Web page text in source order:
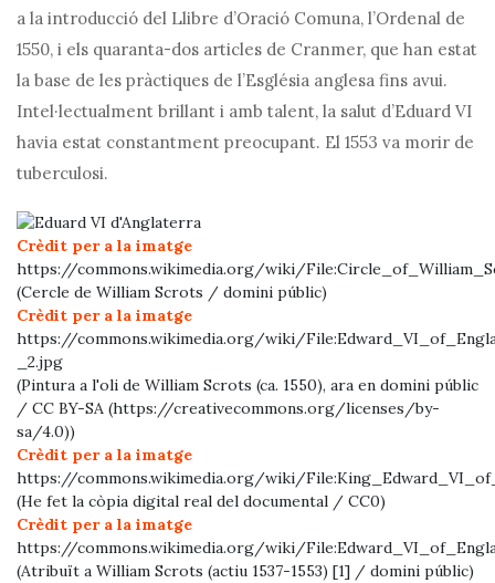
a la introducció del Llibre d’Oració Comuna, l’Ordenal de
1550, i els quaranta-dos articles de Cranmer, que han estat
la base de les pràctiques de l’Església anglesa fins avui.
Intel·lectualment brillant i amb talent, la salut d’Eduard VI
havia estat constantment preocupant. El 1553 va morir de
tuberculosi.
Crèdit per a la imatge
https://commons.wikimedia.org/wiki/
(Cercle de William Scrots / domini públic)
Crèdit per a la imatge
https://commons.wikimedia.org/wiki/
_2.jpg
(Pintura a l'oli de William Scrots (ca. 1550), ara en domini públic
/ CC BY-SA (https://creativecommons.org/licenses/by-
sa/4.0))
Crèdit per a la imatge
https://commons.wikimedia.org/wiki/
(He fet la còpia digital real del documental / CC0)
Crèdit per a la imatge
https://commons.wikimedia.org/wiki/
(Atribuït a William Scrots (actiu 1537-1553) [1] / domini públic)